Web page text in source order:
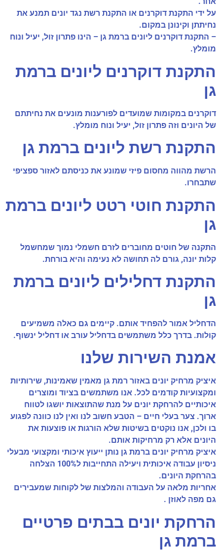
על ידי התקנת דוקרנים או התקנת רשת נגד יונים תמנע את
נחיתתן וקינונן במקום.
– התקנת דוקרנים ליונים ברמת גן – הינו פתרון זול, יעיל ונוח
מומלץ.
התקנת דוקרנים ליונים ברמת
גן
דוקרנים במקומות שמועדים לפורענות מונעים את נחיתתם
של היונים וזה פתרון זול, יעיל ונוח מומלץ.
התקנת רשת ליונים ברמת גן
הרשת מהווה מחסום פיזי שמונע את כניסתם לאזור ספציפי
שתבחרו.
התקנת חוטי רטט ליונים ברמת
גן
התקנה של חוטים מחוברים לזרם חשמלי נמוך שמחשמל
קלות יונה, גורם לה תחושה לא נעימה והיא בורחת.
התקנת דחלילים ליונים ברמת
גן
הדחליל אמור להפחיד אותם. קיימים גם כאלה משמיעים
קולות. בדרך כלל משתמשים בדחליל עורב או דחליל ינשוף.
אמנת השירות שלנו
איציק מרחיק יונים באזור רמת גן מאמין שאמינות, שירותיות
ומקצועיות קודמים לכל. אנו משתמשים בציוד ומוצרים
איכותיים להרחקת יונים על מנת שהתוצאות יושגו לטווח
ארוך. צער בעלי חיים – הטבע חשוב לנו ואין לנו כוונה לפגוע
בו ולכן, אנו נוקטים בשיטות שלא הורגות או פוצעות את
היונים אלא רק מרחיקות אותם.
איציק מרחיק יונים ברמת גן נותן ייעוץ איכותי ומקצועי מבעלי
ניסיון עבודה איכותית ויעילה התחייבות ל100% הצלחה
בהרחקת היונים.
אחריות מלאה על העבודה והמלצות של לקוחות שמעבירים
גם מפה לאוזן .
הרחקת יונים בבתים פרטיים
ברמת גן